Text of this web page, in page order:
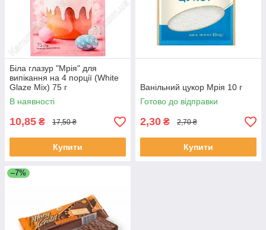
Біла глазур "Мрія" для
випікання на 4 порції (White
Glaze Mix) 75 г
В наявності
10,85 ₴ 17,50 ₴
Купити
Ванільний цукор Мрія 10 г
Готово до відправки
2,30 ₴ 2,70 ₴
Купити
–7%